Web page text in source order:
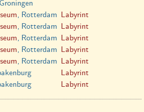
, Rotterdam Labyrint
, Rotterdam Labyrint
, Rotterdam Labyrint
, Rotterdam Labyrint
, Rotterdam Labyrint
Labyrint
Labyrint